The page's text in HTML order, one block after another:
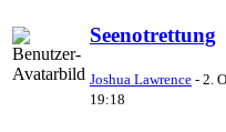
Seenotrettung
Joshua Lawrence - 2.
19:18